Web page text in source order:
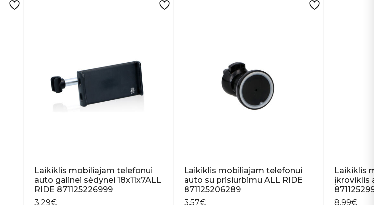
Laikiklis mobiliajam telefonui
auto galinei sėdynei 18x11x7ALL
RIDE 871125226999
3.29€
Laikiklis mobiliajam telefonui
auto su prisiurbimu ALL RIDE
871125206289
3.57€
Laikiklis
įkroviklis
8.99€